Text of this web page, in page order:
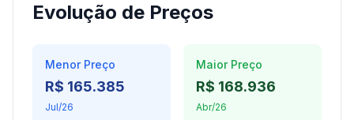
Evolução de Preços
Menor Preço
R$ 165.385
Jul/26
Maior Preço
R$ 168.936
Abr/26